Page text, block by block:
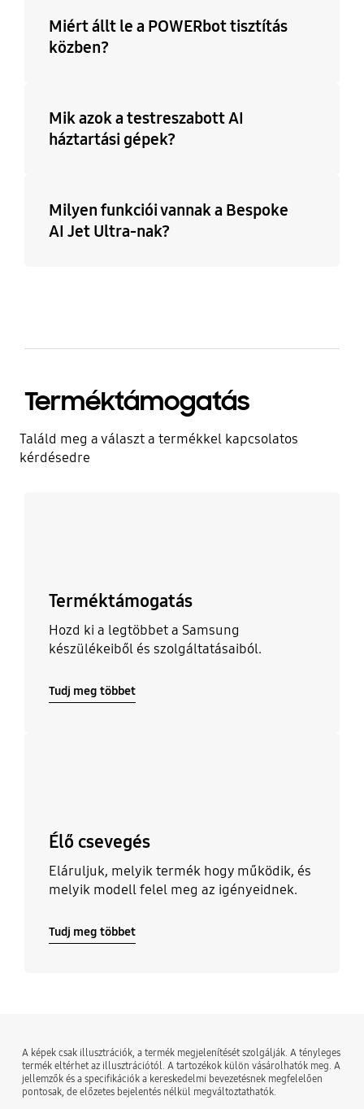
Miért állt le a POWERbot tisztítás
közben?
Mik azok a testreszabott AI
háztartási gépek?
Milyen funkciói vannak a Bespoke
AI Jet Ultra-nak?
Terméktámogatás
Találd meg a választ a termékkel kapcsolatos
kérdésedre
Terméktámogatás
Hozd ki a legtöbbet a Samsung
készülékeiből és szolgáltatásaiból.
Tudj meg többet
Élő csevegés
Eláruljuk, melyik termék hogy működik, és
melyik modell felel meg az igényeidnek.
Tudj meg többet
A képek csak illusztrációk, a termék megjelenítését szolgálják. A tényleges
termék eltérhet az illusztrációtól. A tartozékok külön vásárolhatók meg. A
jellemzők és a specifikációk a kereskedelmi bevezetésnek megfelelően
pontosak, de előzetes bejelentés nélkül megváltoztathatók.